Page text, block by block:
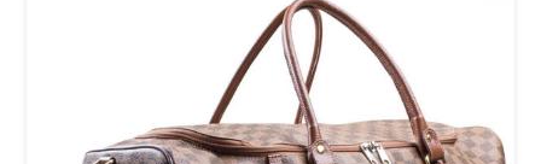
Eu concordo em receber comunicações.
A nossa empresa está comprometida a proteger e respeitar
sua privacidade, utilizaremos seus dados apenas para fins
de marketing. Você pode alterar suas preferências a
qualquer momento.